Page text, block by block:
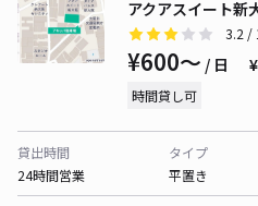
アクアスイート新
3.2 /
¥600〜 / 日
時間貸し可
貸出時間
24時間営業
タイプ
平置き